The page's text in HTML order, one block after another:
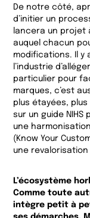
De notre côté,
d’initier un
lancera un projet
auquel chacun
modifications. Il y
l’industrie
particulier pour
marques, c’est
plus étayées,
sur un guide
une
(Know Your
une revalorisation
L’écosystème
Comme toute
intègre petit à